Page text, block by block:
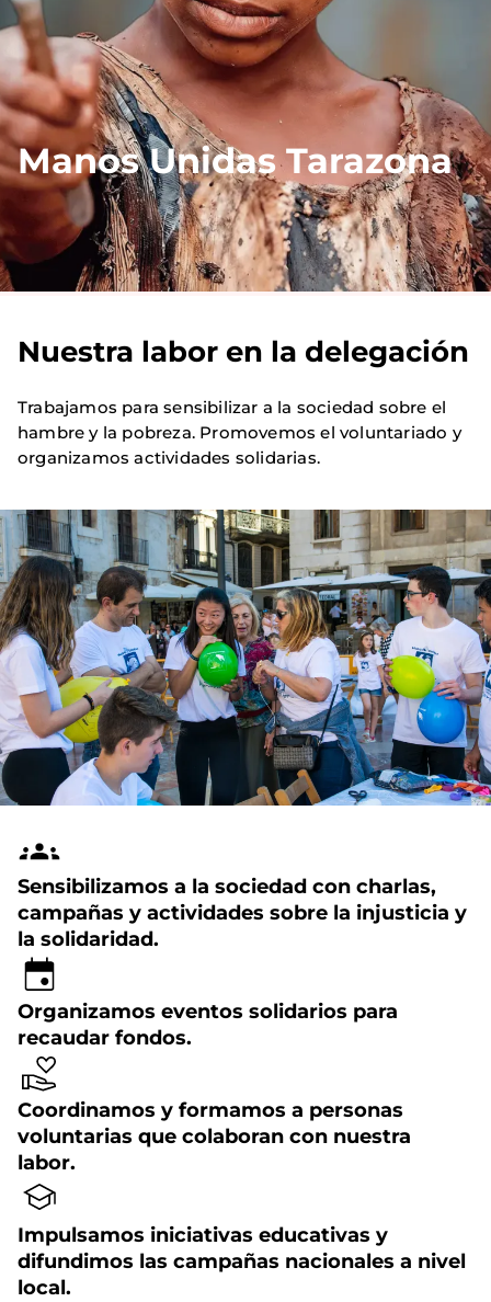
Manos Unidas Tarazona
Nuestra labor en la delegación
Trabajamos para sensibilizar a la sociedad sobre el
hambre y la pobreza. Promovemos el voluntariado y
organizamos actividades solidarias.
Sensibilizamos a la sociedad con charlas,
campañas y actividades sobre la injusticia y
la solidaridad.
Organizamos eventos solidarios para
recaudar fondos.
Coordinamos y formamos a personas
voluntarias que colaboran con nuestra
labor.
Impulsamos iniciativas educativas y
difundimos las campañas nacionales a nivel
local.